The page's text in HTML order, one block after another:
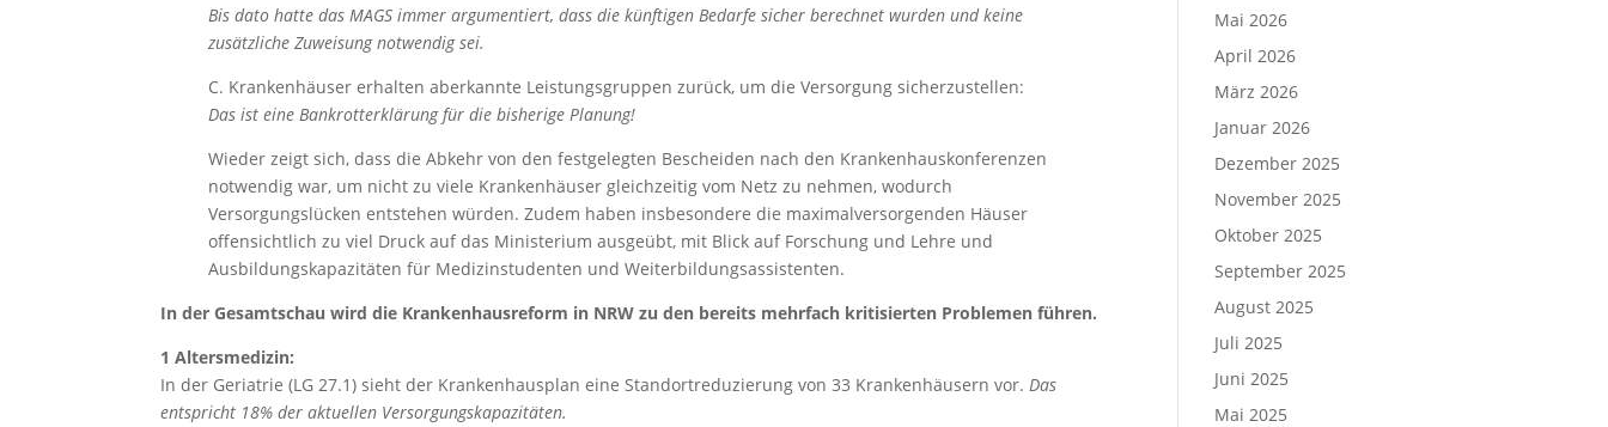
Bis dato hatte das MAGS immer argumentiert, dass die künftigen Bedarfe sicher berechnet wurden und keine
zusätzliche Zuweisung notwendig sei.
C. Krankenhäuser erhalten aberkannte Leistungsgruppen zurück, um die Versorgung sicherzustellen:
Das ist eine Bankrotterklärung für die bisherige Planung!
Wieder zeigt sich, dass die Abkehr von den festgelegten Bescheiden nach den Krankenhauskonferenzen
notwendig war, um nicht zu viele Krankenhäuser gleichzeitig vom Netz zu nehmen, wodurch
Versorgungslücken entstehen würden. Zudem haben insbesondere die maximalversorgenden Häuser
offensichtlich zu viel Druck auf das Ministerium ausgeübt, mit Blick auf Forschung und Lehre und
Ausbildungskapazitäten für Medizinstudenten und Weiterbildungsassistenten.
In der Gesamtschau wird die Krankenhausreform in NRW zu den bereits mehrfach kritisierten Problemen führen.
1 Altersmedizin:
In der Geriatrie (LG 27.1) sieht der Krankenhausplan eine Standortreduzierung von 33 Krankenhäusern vor.Das
entspricht 18% der aktuellen Versorgungskapazitäten.
Mai 2026
April 2026
März 2026
Januar 2026
Dezember 2025
November 2025
Oktober 2025
September 2025
August 2025
Juli 2025
Juni 2025
Mai 2025